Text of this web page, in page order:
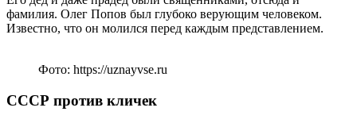
фамилия. Олег Попов был глубоко верующим человеком.
Известно, что он молился перед каждым представлением.
Фото: https://uznayvse.ru
СССР против кличек